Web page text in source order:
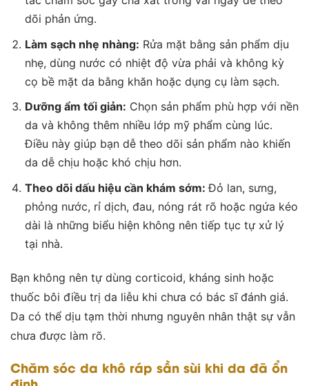
dõi phản ứng.
Làm sạch nhẹ nhàng: Rửa mặt bằng sản phẩm dịu
nhẹ, dùng nước có nhiệt độ vừa phải và không kỳ
cọ bề mặt da bằng khăn hoặc dụng cụ làm sạch.
Dưỡng ẩm tối giản: Chọn sản phẩm phù hợp với nền
da và không thêm nhiều lớp mỹ phẩm cùng lúc.
Điều này giúp bạn dễ theo dõi sản phẩm nào khiến
da dễ chịu hoặc khó chịu hơn.
Theo dõi dấu hiệu cần khám sớm:Đỏ lan, sưng,
phỏng nước, rỉ dịch, đau, nóng rát rõ hoặc ngứa kéo
dài là những biểu hiện không nên tiếp tục tự xử lý
tại nhà.
Bạn không nên tự dùng corticoid, kháng sinh hoặc
thuốc bôi điều trị da liễu khi chưa có bác sĩ đánh giá.
Da có thể dịu tạm thời nhưng nguyên nhân thật sự vẫn
chưa được làm rõ.
Chăm sóc da khô ráp sần sùi khi da đã ổn